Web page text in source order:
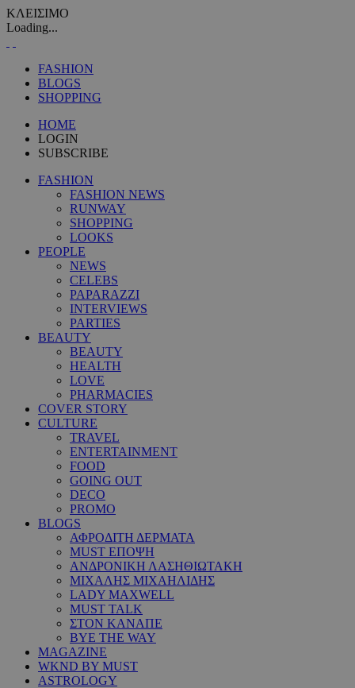
ΚΛΕΙΣΙΜΟ
Loading...
FASHION
BLOGS
SHOPPING
HOME
LOGIN
SUBSCRIBE
FASHION
FASHION NEWS
RUNWAY
SHOPPING
LOOKS
PEOPLE
NEWS
CELEBS
PAPARAZZI
INTERVIEWS
PARTIES
BEAUTY
BEAUTY
HEALTH
LOVE
PHARMACIES
COVER STORY
CULTURE
TRAVEL
ENTERTAINMENT
FOOD
GOING OUT
DECO
PROMO
BLOGS
ΑΦΡΟΔΙΤΗ ΔΕΡΜΑΤΑ
MUST ΕΠΟΨΗ
ΑΝΔΡΟΝΙΚΗ ΛΑΣΗΘΙΩΤΑΚΗ
ΜΙΧΑΛΗΣ ΜΙΧΑΗΛΙΔΗΣ
LADY MAXWELL
MUST TALK
ΣΤΟΝ ΚΑΝΑΠΕ
BYE THE WAY
MAGAZINE
WKND BY MUST
ASTROLOGY